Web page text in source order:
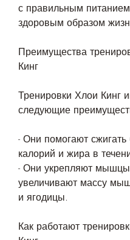
с правильным
здоровым образом
Преимущества
Кинг
Тренировки Хлои Кинг
следующие
- Они помогают
калорий и жира в
- Они укрепляют
увеличивают массу
и ягодицы.
Как работают